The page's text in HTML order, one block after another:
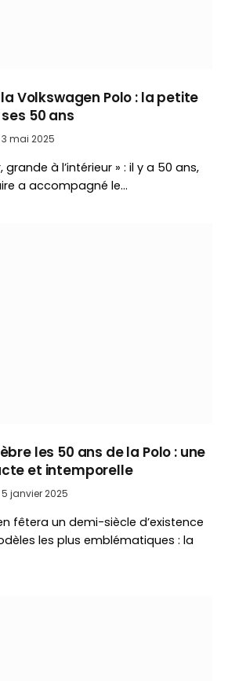
Volkswagen Polo : la petite
50 ans
3 mai 2025
grande à l’intérieur » : il y a 50 ans,
a accompagné le…
les 50 ans de la Polo : une
et intemporelle
5 janvier 2025
fêtera un demi-siècle d’existence
les plus emblématiques : la